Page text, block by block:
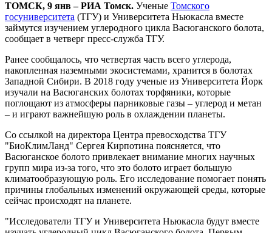
ТОМСК, 9 янв – РИА Томск. Ученые Томского
госуниверситета (ТГУ) и Университета Ньюкасла вместе
займутся изучением углеродного цикла Васюганского болота,
сообщает в четверг пресс-служба ТГУ.
Ранее сообщалось, что четвертая часть всего углерода,
накопленная наземными экосистемами, хранится в болотах
Западной Сибири. В 2018 году ученые из Университета Йорк
изучали на Васюганских болотах торфяники, которые
поглощают из атмосферы парниковые газы – углерод и метан
– и играют важнейшую роль в охлаждении планеты.
Со ссылкой на директора Центра превосходства ТГУ
"БиоКлимЛанд" Сергея Кирпотина поясняется, что
Васюганское болото привлекает внимание многих научных
групп мира из-за того, что это болото играет большую
климатообразующую роль. Его исследование помогает понять
причины глобальных изменений окружающей среды, которые
сейчас происходят на планете.
"Исследователи ТГУ и Университета Ньюкасла будут вместе